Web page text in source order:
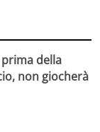
della
non giocherà